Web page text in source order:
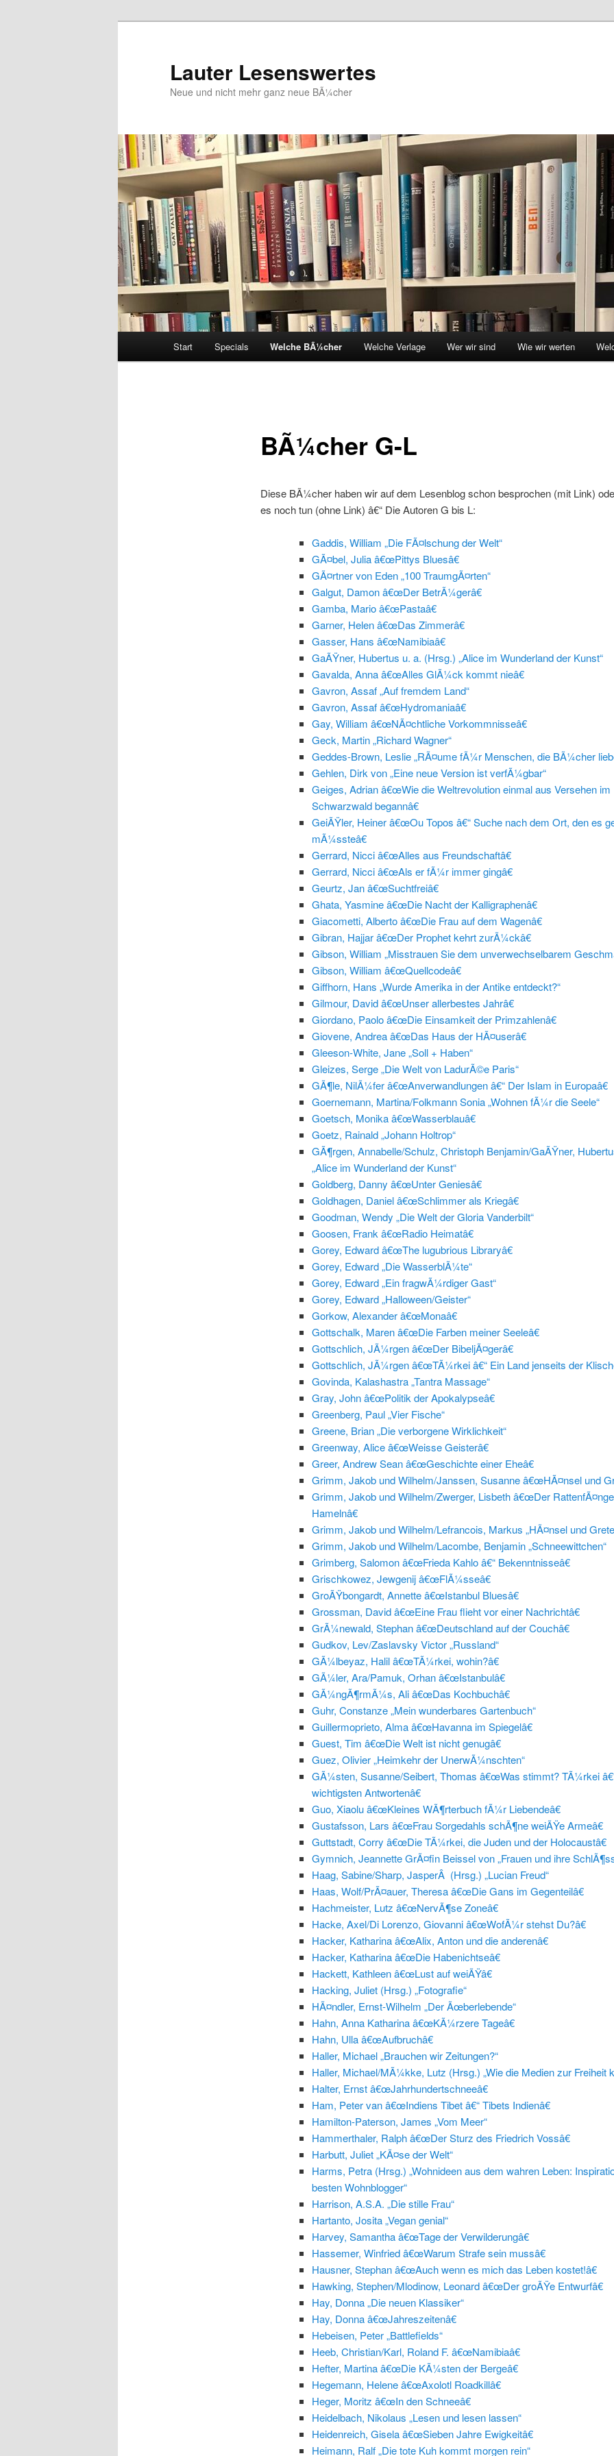
Lauter Lesenswertes
Neue und nicht mehr ganz neue BÃ¼cher
Start Specials Welche BÃ¼cher Welche Verlage Wer wir sind Wie wir werten
BÃ¼cher G-L
Diese BÃ¼cher haben wir auf dem Lesenblog schon besprochen (mit Link)
es noch tun (ohne Link) â€“ Die Autoren G bis L:
Gaddis, William „Die FÃ¤lschung der Welt“
GÃ¤bel, Julia â€œPittys Bluesâ€
GÃ¤rtner von Eden „100 TraumgÃ¤rten“
Galgut, Damon â€œDer BetrÃ¼gerâ€
Gamba, Mario â€œPastaâ€
Garner, Helen â€œDas Zimmerâ€
Gasser, Hans â€œNamibiaâ€
GaÃŸner, Hubertus u. a. (Hrsg.) „Alice im Wunderland der Kunst“
Gavalda, Anna â€œAlles GlÃ¼ck kommt nieâ€
Gavron, Assaf „Auf fremdem Land“
Gavron, Assaf â€œHydromaniaâ€
Gay, William â€œNÃ¤chtliche Vorkommnisseâ€
Geck, Martin „Richard Wagner“
Geddes-Brown, Leslie „RÃ¤ume fÃ¼r Menschen, die BÃ¼cher
Gehlen, Dirk von „Eine neue Version ist verfÃ¼gbar“
Geiges, Adrian â€œWie die Weltrevolution einmal aus Versehen im
Schwarzwaldbegannâ€
GeiÃŸler, Heiner â€œOu Topos â€“ Suche nach dem Ort, den es
mÃ¼ssteâ€
Gerrard, Nicci â€œAlles aus Freundschaftâ€
Gerrard, Nicci â€œAls er fÃ¼r immer gingâ€
Geurtz, Jan â€œSuchtfreiâ€
Ghata, Yasmine â€œDie Nacht der Kalligraphenâ€
Giacometti, Alberto â€œDie Frau auf dem Wagenâ€
Gibran, Hajjar â€œDer Prophet kehrt zurÃ¼ckâ€
Gibson, William „Misstrauen Sie dem unverwechselbarem
Gibson, William â€œQuellcodeâ€
Giffhorn, Hans „Wurde Amerika in der Antike entdeckt?“
Gilmour, David â€œUnser allerbestes Jahrâ€
Giordano, Paolo â€œDie Einsamkeit der Primzahlenâ€
Giovene, Andrea â€œDas Haus der HÃ¤userâ€
Gleeson-White, Jane „Soll + Haben“
Gleizes, Serge „Die Welt von LadurÃ©e Paris“
GÃ¶le, NilÃ¼fer â€œAnverwandlungen â€“ Der Islam in Europaâ€
Goernemann, Martina/Folkmann Sonia „Wohnen fÃ¼r die Seele“
Goetsch, Monika â€œWasserblauâ€
Goetz, Rainald „Johann Holtrop“
GÃ¶rgen, Annabelle/Schulz, Christoph Benjamin/GaÃŸner,
„Alice im Wunderland der Kunst“
Goldberg, Danny â€œUnter Geniesâ€
Goldhagen, Daniel â€œSchlimmer als Kriegâ€
Goodman, Wendy „Die Welt der Gloria Vanderbilt“
Goosen, Frank â€œRadio Heimatâ€
Gorey, Edward â€œThe lugubrious Libraryâ€
Gorey, Edward „Die WasserblÃ¼te“
Gorey, Edward „Ein fragwÃ¼rdiger Gast“
Gorey, Edward „Halloween/Geister“
Gorkow, Alexander â€œMonaâ€
Gottschalk, Maren â€œDie Farben meiner Seeleâ€
Gottschlich, JÃ¼rgen â€œDer BibeljÃ¤gerâ€
Gottschlich, JÃ¼rgen â€œTÃ¼rkei â€“ Ein Land jenseits der
Govinda, Kalashastra „Tantra Massage“
Gray, John â€œPolitik der Apokalypseâ€
Greenberg, Paul „Vier Fische“
Greene, Brian „Die verborgene Wirklichkeit“
Greenway, Alice â€œWeisse Geisterâ€
Greer, Andrew Sean â€œGeschichte einer Eheâ€
Grimm, Jakob und Wilhelm/Janssen, Susanne â€œHÃ¤nsel und
Grimm, Jakob und Wilhelm/Zwerger, Lisbeth â€œDer
Hamelnâ€
Grimm, Jakob und Wilhelm/Lefrancois, Markus „HÃ¤nsel und
Grimm, Jakob und Wilhelm/Lacombe, Benjamin „Schneewittchen“
Grimberg, Salomon â€œFrieda Kahlo â€“ Bekenntnisseâ€
Grischkowez, Jewgenij â€œFlÃ¼sseâ€
GroÃŸbongardt, Annette â€œIstanbul Bluesâ€
Grossman, David â€œEine Frau flieht vor einer Nachrichtâ€
GrÃ¼newald, Stephan â€œDeutschland auf der Couchâ€
Gudkov, Lev/Zaslavsky Victor „Russland“
GÃ¼lbeyaz, Halil â€œTÃ¼rkei, wohin?â€
GÃ¼ler, Ara/Pamuk, Orhan â€œIstanbulâ€
GÃ¼ngÃ¶rmÃ¼s, Ali â€œDas Kochbuchâ€
Guhr, Constanze „Mein wunderbares Gartenbuch“
Guillermoprieto, Alma â€œHavanna im Spiegelâ€
Guest, Tim â€œDie Welt ist nicht genugâ€
Guez, Olivier „Heimkehr der UnerwÃ¼nschten“
GÃ¼sten, Susanne/Seibert, Thomas â€œWas stimmt? TÃ¼rkei
wichtigsten Antwortenâ€
Guo, Xiaolu â€œKleines WÃ¶rterbuch fÃ¼r Liebendeâ€
Gustafsson, Lars â€œFrau Sorgedahls schÃ¶ne weiÃŸe Armeâ€
Guttstadt, Corry â€œDie TÃ¼rkei, die Juden und der Holocaustâ€
Gymnich, Jeannette GrÃ¤fin Beissel von „Frauen und ihre
Haag, Sabine/Sharp, JasperÂ (Hrsg.) „Lucian Freud“
Haas, Wolf/PrÃ¤auer, Theresa â€œDie Gans im Gegenteilâ€
Hachmeister, Lutz â€œNervÃ¶se Zoneâ€
Hacke, Axel/Di Lorenzo, Giovanni â€œWofÃ¼r stehst Du?â€
Hacker, Katharina â€œAlix, Anton und die anderenâ€
Hacker, Katharina â€œDie Habenichtseâ€
Hackett, Kathleen â€œLust auf weiÃŸâ€
Hacking, Juliet (Hrsg.) „Fotografie“
HÃ¤ndler, Ernst-Wilhelm „Der Ãœberlebende“
Hahn, Anna Katharina â€œKÃ¼rzere Tageâ€
Hahn, Ulla â€œAufbruchâ€
Haller, Michael „Brauchen wir Zeitungen?“
Haller, Michael/MÃ¼kke, Lutz (Hrsg.) „Wie die Medien zur Freiheit
Halter, Ernst â€œJahrhundertschneeâ€
Ham, Peter van â€œIndiens Tibet â€“ Tibets Indienâ€
Hamilton-Paterson, James „Vom Meer“
Hammerthaler, Ralph â€œDer Sturz des Friedrich Vossâ€
Harbutt, Juliet „KÃ¤se der Welt“
Harms, Petra (Hrsg.) „Wohnideen aus dem wahren Leben:
besten Wohnblogger“
Harrison, A.S.A. „Die stille Frau“
Hartanto, Josita „Vegan genial“
Harvey, Samantha â€œTage der Verwilderungâ€
Hassemer, Winfried â€œWarum Strafe sein mussâ€
Hausner, Stephan â€œAuch wenn es mich das Leben kostet!â€
Hawking, Stephen/Mlodinow, Leonard â€œDer groÃŸe Entwurfâ€
Hay, Donna „Die neuen Klassiker“
Hay, Donna â€œJahreszeitenâ€
Hebeisen, Peter „Battlefields“
Heeb, Christian/Karl, Roland F. â€œNamibiaâ€
Hefter, Martina â€œDie KÃ¼sten der Bergeâ€
Hegemann, Helene â€œAxolotl Roadkillâ€
Heger, Moritz â€œIn den Schneeâ€
Heidelbach, Nikolaus „Lesen und lesen lassen“
Heidenreich, Gisela â€œSieben Jahre Ewigkeitâ€
Heimann, Ralf „Die tote Kuh kommt morgen rein“